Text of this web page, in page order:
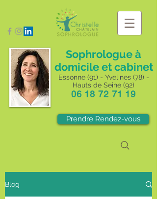
Sophrologue à
domicile et cabinet
Essonne (91) - Yvelines (78) -
Hauts de Seine (92)
06 18 72 71 19
Prendre Rendez-vous
Blog